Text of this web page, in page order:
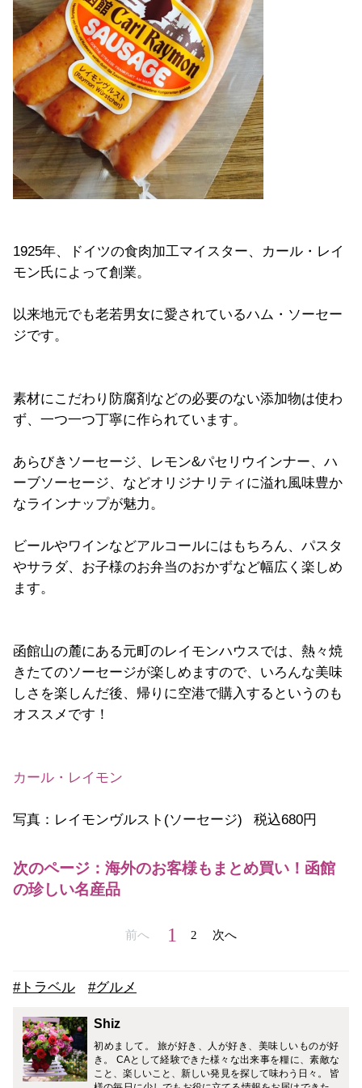
1925年、ドイツの食肉加工マイスター、カール・レイ
モン氏によって創業。
以来地元でも老若男女に愛されているハム・ソーセー
ジです。
素材にこだわり防腐剤などの必要のない添加物は使わ
ず、一つ一つ丁寧に作られています。
あらびきソーセージ、レモン&パセリウインナー、ハ
ーブソーセージ、などオリジナリティに溢れ風味豊か
なラインナップが魅力。
ビールやワインなどアルコールにはもちろん、パスタ
やサラダ、お子様のお弁当のおかずなど幅広く楽しめ
ます。
函館山の麓にある元町のレイモンハウスでは、熱々焼
きたてのソーセージが楽しめますので、いろんな美味
しさを楽しんだ後、帰りに空港で購入するというのも
オススメです！
カール・レイモン
写真：レイモンヴルスト(ソーセージ) 税込680円
次のページ：海外のお客様もまとめ買い！函館
の珍しい名産品
前へ 1 2 次へ
#トラベル #グルメ
Shiz
初めまして。 旅が好き、人が好き、美味しいものが好
き。 CAとして経験できた様々な出来事を糧に、素敵な
こと、楽しいこと、新しい発見を探して味わう日々。 皆